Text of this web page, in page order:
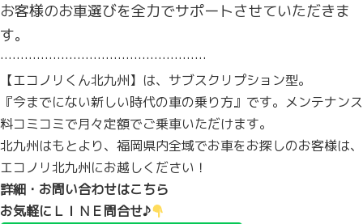
お客様のお車選びを全力でサポートさせていただきま
す。
……………………………………………
【エコノリくん北九州】は、サブスクリプション型。
『今までにない新しい時代の車の乗り方』です。メンテナンス
料コミコミで月々定額でご乗車いただけます。
北九州はもとより、福岡県内全域でお車をお探しのお客様は、
エコノリ北九州にお越しください！
詳細・お問い合わせはこちら
お気軽にＬＩＮＥ問合せ♪